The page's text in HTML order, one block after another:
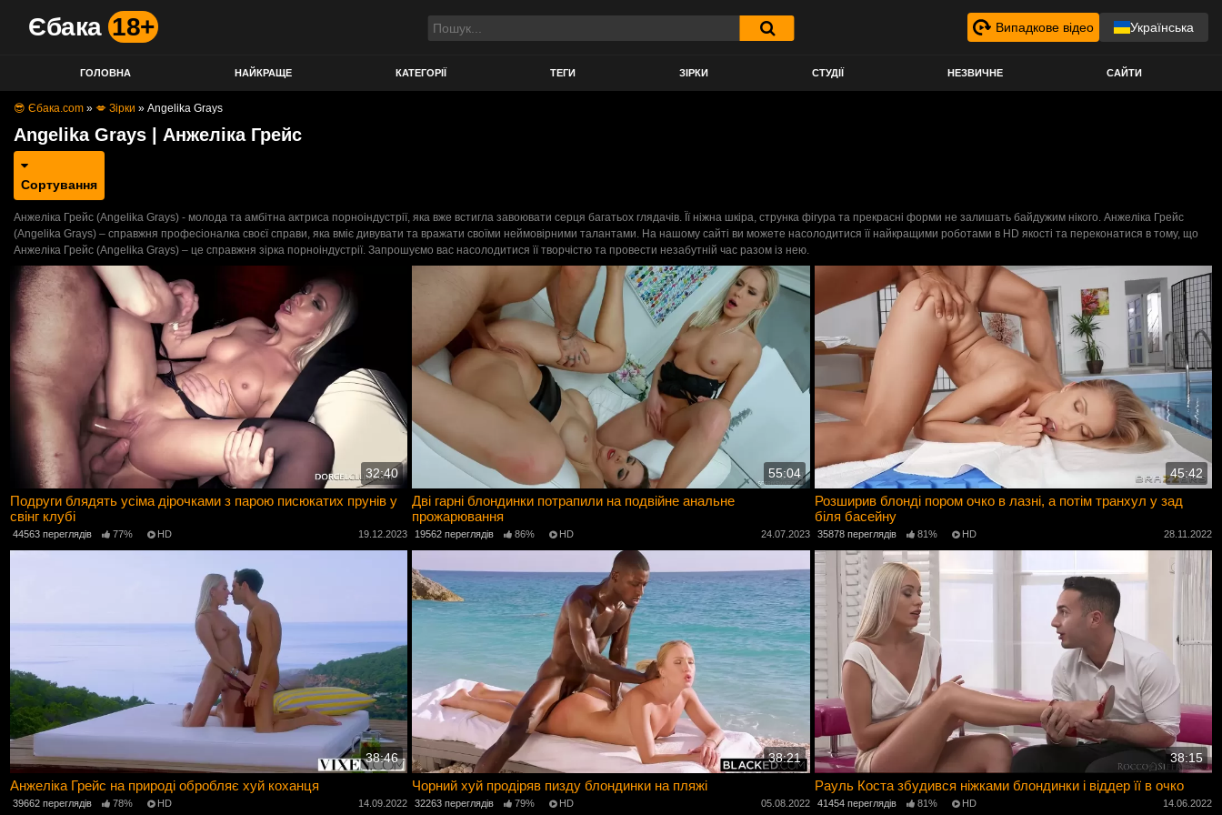
Єбака 18+ Випадкове відео Українська
ГОЛОВНА НАЙКРАЩЕ КАТЕГОРІЇ ТЕГИ ЗІРКИ СТУДІЇ НЕЗВИЧНЕ САЙТИ
😎 Єбака.com » 💋 Зірки » Angelika Grays
Angelika Grays | Анжеліка Грейс
Сортування
Анжеліка Грейс (Angelika Grays) - молода та амбітна актриса порноіндустрії, яка вже встигла завоювати серця багатьох глядачів. Її ніжна шкіра, струнка фігура та прекрасні форми не залишать байдужим нікого. Анжеліка Грейс
(Angelika Grays) – справжня професіоналка своєї справи, яка вміє дивувати та вражати своїми неймовірними талантами. На нашому сайті ви можете насолодитися її найкращими роботами в HD якості та переконатися в тому, що
Анжеліка Грейс (Angelika Grays) – це справжня зірка порноіндустрії. Запрошуємо вас насолодитися її творчістю та провести незабутній час разом із нею.
32:40
Подруги блядять усіма дірочками з парою писюкатих прунів у
свінг клубі
44563 переглядів 77% HD 19.12.2023
55:04
Дві гарні блондинки потрапили на подвійне анальне
прожарювання
19562 переглядів 86% HD 24.07.2023
45:42
Розширив блонді пором очко в лазні, а потім транхул у зад
біля басейну
35878 переглядів 81% HD 28.11.2022
38:46
Анжеліка Грейс на природі обробляє хуй коханця
39662 переглядів 78% HD 14.09.2022
38:21
Чорний хуй продіряв пизду блондинки на пляжі
32263 переглядів 79% HD 05.08.2022
38:15
Рауль Коста збудився ніжками блондинки і віддер її в очко
41454 переглядів 81% HD 14.06.2022